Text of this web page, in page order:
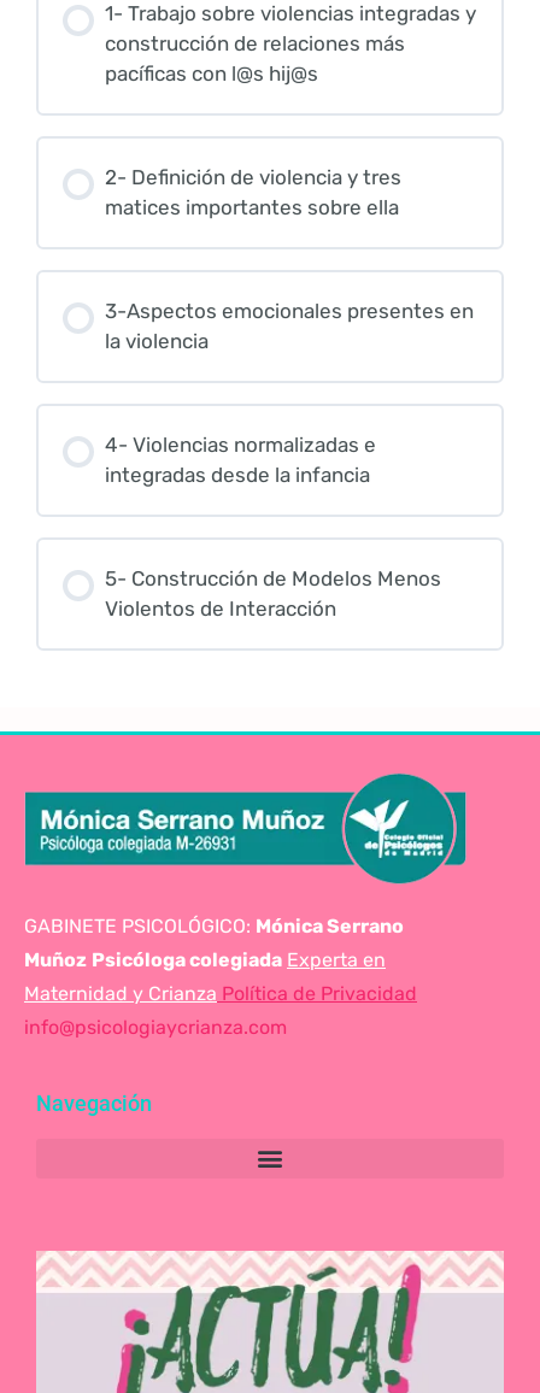
1- Trabajo sobre violencias integradas y
construcción de relaciones más
pacíficas con l@s hij@s
2- Definición de violencia y tres
matices importantes sobre ella
3-Aspectos emocionales presentes en
la violencia
4- Violencias normalizadas e
integradas desde la infancia
5- Construcción de Modelos Menos
Violentos de Interacción
GABINETE PSICOLÓGICO: Mónica Serrano
Muñoz Psicóloga colegiada Experta en
Maternidad y Crianza Política de Privacidad
info@psicologiaycrianza.com
Navegación